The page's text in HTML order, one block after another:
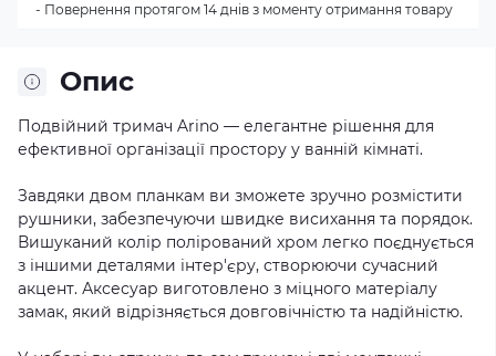
Опис
Подвійний тримач Arino — елегантне рішення для
ефективної організації простору у ванній кімнаті.
Завдяки двом планкам ви зможете зручно розмістити
рушники, забезпечуючи швидке висихання та порядок.
Вишуканий колір полірований хром легко поєднується
з іншими деталями інтер'єру, створюючи сучасний
акцент. Аксесуар виготовлено з міцного матеріалу
замак, який відрізняється довговічністю та надійністю.
- Повернення протягом 14 днів з моменту отримання товару